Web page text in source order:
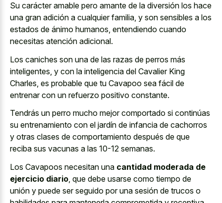
Su carácter amable pero amante de la diversión los hace
una gran adición a cualquier familia, y son sensibles a los
estados de ánimo humanos, entendiendo cuando
necesitas atención adicional.
Los caniches son una de las razas de perros más
inteligentes, y con la inteligencia del Cavalier King
Charles, es probable que tu Cavapoo sea fácil de
entrenar con un refuerzo positivo constante.
Tendrás un perro mucho mejor comportado si continúas
su entrenamiento con el jardín de infancia de cachorros
y otras clases de comportamiento después de que
reciba sus vacunas a las 10-12 semanas.
Los Cavapoos necesitan una cantidad moderada de
ejercicio diario , que debe usarse como tiempo de
unión y puede ser seguido por una sesión de trucos o